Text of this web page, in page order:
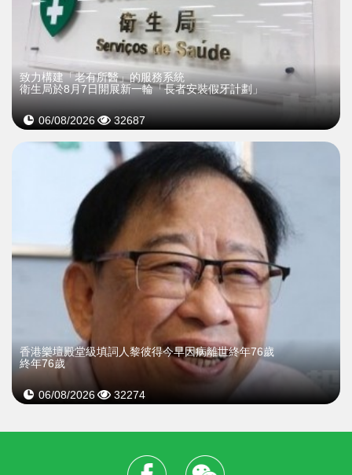
致力構建「老有所醫」的服務系統
衛生局於8月7日開展新一輪「長者安裝假牙計劃」
06/08/2026 32687
​香港樂壇殿堂級填詞人黎彼得今早因病離世終年76歲
終年76歲
06/08/2026 32274